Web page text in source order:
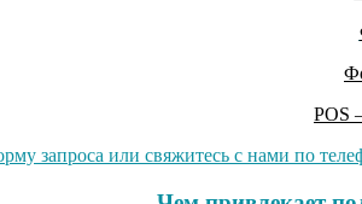
POS
запроса или свяжитесь с нами по